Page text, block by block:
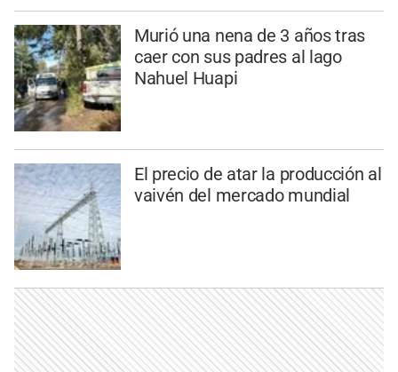
Murió una nena de 3 años tras
caer con sus padres al lago
Nahuel Huapi
El precio de atar la producción al
vaivén del mercado mundial